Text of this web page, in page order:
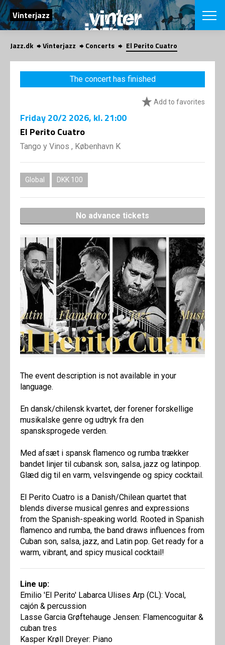
SEARCH
Vinterjazz
Danish
CHOOSE
COPENHAGEN
Concerts
Contributors
SHOP
Jazz.dk Vinterjazz Concerts El Perito Cuatro
The concert has finished
Add to favorites
Friday20/2 2026, kl. 21:00
El Perito Cuatro
Tango y Vinos , København K
Global DKK 100
No advance tickets
The event description is not available in your
language.
En dansk/chilensk kvartet, der forener forskellige
musikalske genre og udtryk fra den
spansksprogede verden.
Med afsæt i spansk flamenco og rumba trækker
bandet linjer til cubansk son, salsa, jazz og latinpop.
Glæd dig til en varm, velsvingende og spicy cocktail.
El Perito Cuatro is a Danish/Chilean quartet that
blends diverse musical genres and expressions
from the Spanish-speaking world. Rooted in Spanish
flamenco and rumba, the band draws influences from
Cuban son, salsa, jazz, and Latin pop. Get ready for a
warm, vibrant, and spicy musical cocktail!
Line up:
Emilio 'El Perito' Labarca Ulises Arp (CL): Vocal,
cajón & percussion
Lasse Garcia Grøftehauge Jensen: Flamencoguitar &
cuban tres
Kasper Krøll Dreyer: Piano